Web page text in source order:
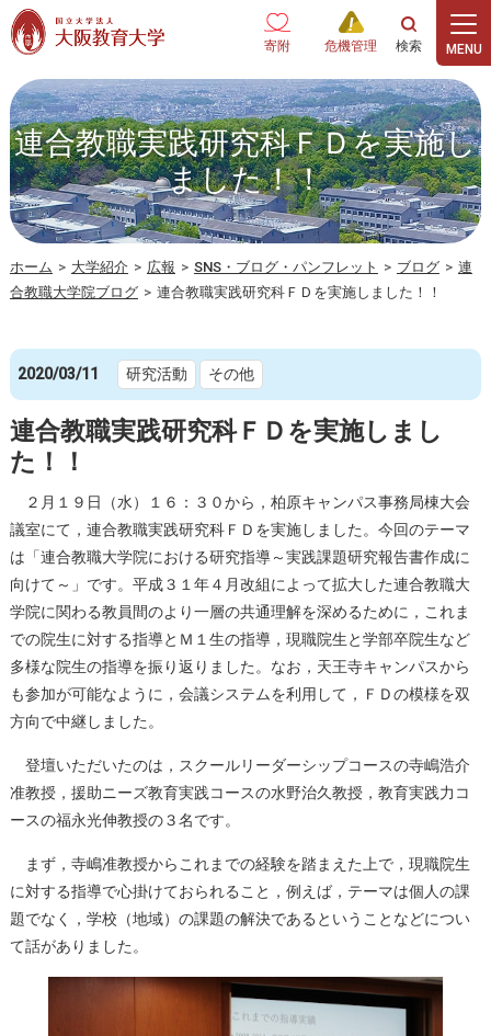
本文へ
寄附 危機管理
連合教職実践研究科ＦＤを実施し
ました！！
ホーム > 大学紹介 > 広報 > SNS・ブログ・パンフレット > ブログ > 連
合教職大学院ブログ > 連合教職実践研究科ＦＤを実施しました！！
2020/03/11 研究活動 その他
連合教職実践研究科ＦＤを実施しまし
た！！
２月１９日（水）１６：３０から，柏原キャンパス事務局棟大会
議室にて，連合教職実践研究科ＦＤを実施しました。今回のテーマ
は「連合教職大学院における研究指導～実践課題研究報告書作成に
向けて～」です。平成３１年４月改組によって拡大した連合教職大
学院に関わる教員間のより一層の共通理解を深めるために，これま
での院生に対する指導とＭ１生の指導，現職院生と学部卒院生など
多様な院生の指導を振り返りました。なお，天王寺キャンパスから
も参加が可能なように，会議システムを利用して，ＦＤの模様を双
方向で中継しました。
登壇いただいたのは，スクールリーダーシップコースの寺嶋浩介
准教授，援助ニーズ教育実践コースの水野治久教授，教育実践力コ
ースの福永光伸教授の３名です。
まず，寺嶋准教授からこれまでの経験を踏まえた上で，現職院生
に対する指導で心掛けておられること，例えば，テーマは個人の課
題でなく，学校（地域）の課題の解決であるということなどについ
て話がありました。